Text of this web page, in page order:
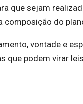
que sejam
composição do
vontade e
que podem virar